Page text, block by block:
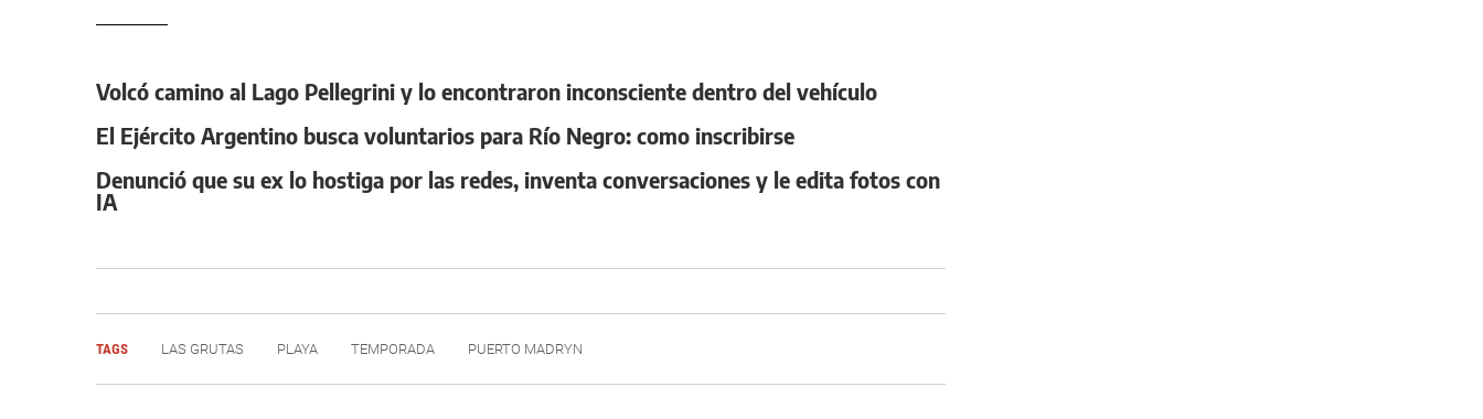
Volcó camino al Lago Pellegrini y lo encontraron inconsciente dentro del vehículo
El Ejército Argentino busca voluntarios para Río Negro: como inscribirse
Denunció que su ex lo hostiga por las redes, inventa conversaciones y le edita fotos con
IA
TAGS LAS GRUTAS PLAYA TEMPORADA PUERTO MADRYN